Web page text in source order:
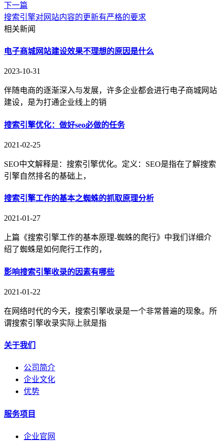
下一篇
搜索引擎对网站内容的更新有严格的要求
相关新闻
电子商城网站建设效果不理想的原因是什么
2023-10-31
伴随电商的逐渐深入与发展，许多企业都会进行电子商城网站
建设，是为打通企业线上的销
搜索引擎优化：做好seo必做的任务
2021-02-25
SEO中文解释是：搜索引擎优化。定义：SEO是指在了解搜索
引擎自然排名的基础上，
搜索引擎工作的基本之蜘蛛的抓取原理分析
2021-01-27
上篇《搜索引擎工作的基本原理-蜘蛛的爬行》中我们详细介
绍了蜘蛛是如何爬行工作的，
影响搜索引擎收录的因素有哪些
2021-01-22
在网络时代的今天，搜索引擎收录是一个非常普遍的现象。所
谓搜索引擎收录实际上就是指
关于我们
公司简介
企业文化
优势
服务项目
企业官网